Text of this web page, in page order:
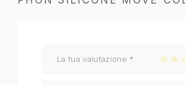
La tua valutazione * 1